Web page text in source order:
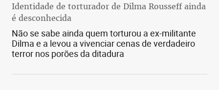
Identidade de torturador de Dilma Rousseff ainda
é desconhecida
Não se sabe ainda quem torturou a ex-militante
Dilma e a levou a vivenciar cenas de verdadeiro
terror nos porões da ditadura